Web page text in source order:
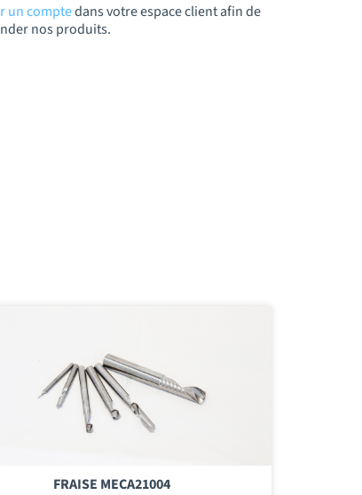
un comptedans votre espace client afin de
nos produits.
FRAISE MECA21004